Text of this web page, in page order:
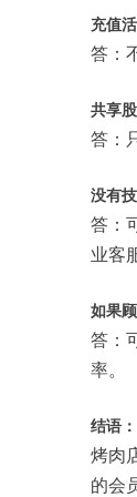
充值
答：
共享
答：
没有
答：
业客
如果
答：
率。
结语：
烤肉
的会